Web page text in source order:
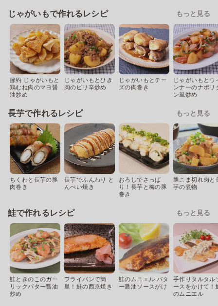
じゃがいもで作れるレシピ もっと見る
節約 じゃがいもと
鶏むね肉のマヨ醤
油炒め
じゃがいもとひき
肉のピリ辛炒め
じゃがいもとチー
ズの肉巻き
じゃがいもとウ
ンナーのナポリ
ン風炒め
長芋で作れるレシピ もっと見る
ちくわと長芋の豚
肉巻き
長芋でふんわり と
んぺい焼き
おろしでさっぱ
り！長芋と梅の豚
巻き
豚こま切れ肉と
芋の煮物
鮭で作れるレシピ もっと見る
鮭ときのこのガー
リックバター醤油
炒め
フライパンで簡
単！鮭の西京焼き
鮭のムニエル バタ
ー醤油ソースがけ
手作りタルタル
ースをかけて！
のムニエル